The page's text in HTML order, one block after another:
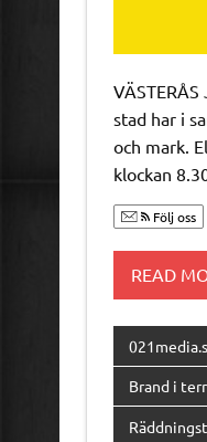
stad har i
och mark.
klockan
Följ oss
READ
Brand i